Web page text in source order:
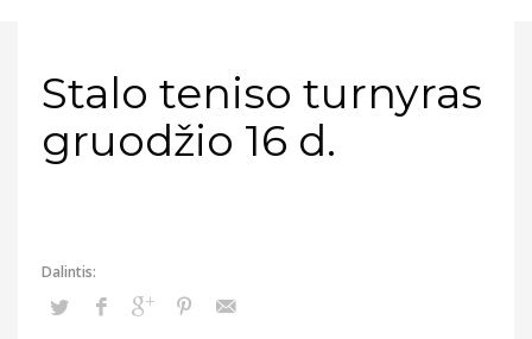
Stalo teniso turnyras
gruodžio 16 d.